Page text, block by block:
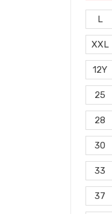
L
XXL
12Y
25
28
30
33
37